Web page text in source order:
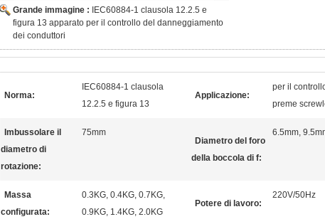
Grande immagine :
IEC60884-1 clausola 12.2.5 e
figura 13 apparato per il controllo del danneggiamento
dei conduttori
Norma:
IEC60884-1 clausola
12.2.5 e figura 13
Applicazione:
per il
preme
Imbussolare il
diametro di
rotazione:
75mm
Diametro del foro
della boccola di f:
6.5mm,
Massa
configurata:
0.3KG, 0.4KG, 0.7KG,
0.9KG, 1.4KG, 2.0KG
Potere di lavoro:
220V/50Hz